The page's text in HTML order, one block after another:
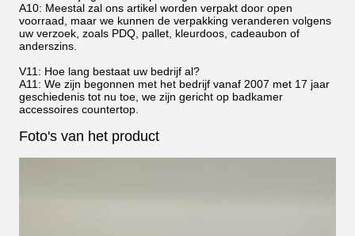
A10: Meestal zal ons artikel worden verpakt door open
voorraad, maar we kunnen de verpakking veranderen volgens
uw verzoek, zoals PDQ, pallet, kleurdoos, cadeaubon of
anderszins.
V11: Hoe lang bestaat uw bedrijf al?
A11: We zijn begonnen met het bedrijf vanaf 2007 met 17 jaar
geschiedenis tot nu toe, we zijn gericht op badkamer
accessoires countertop.
Foto's van het product